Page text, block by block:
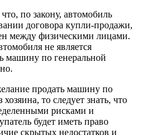
по закону, автомобиль
договора купли-продажи,
между физическими лицами.
не является
машину по генеральной
продать машину по
то следует знать, что
рисками и
будет иметь право
скрытых недостатков и